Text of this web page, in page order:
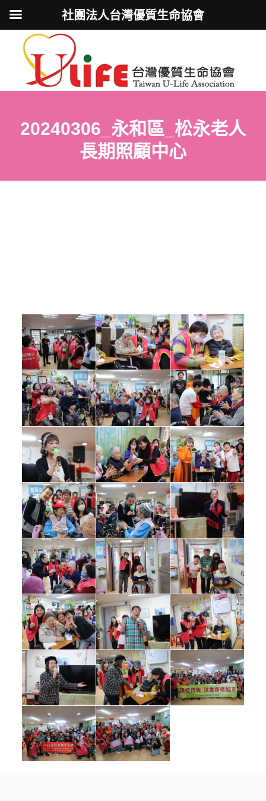
20240306_永和區_松永老人
長期照顧中心
社團法人台灣優質生命協會